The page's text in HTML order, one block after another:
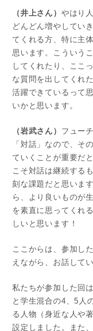
（井上さん） やはり
どんどん増やしてい
てくれる方、特に主
思います。こういう
してくれたり、ここ
な質問を出してくれ
活躍できているって
いかと思います。
（岩武さん） フュー
「対話」なので、そ
ていくことが重要だ
こそ対話は継続する
刻な課題だと思いま
ら、より良いものが
を素直に思ってくれ
しいと思います！
ここからは、参加し
えながら、お話して
私たちが参加した回
と学生混合の4、5人
る人物（身近な人や
設定しました。また